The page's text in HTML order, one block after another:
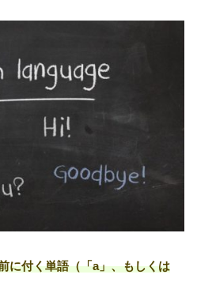
に付く単語（「a」、もしくは